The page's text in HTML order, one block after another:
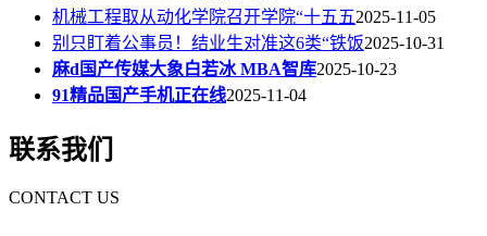
机械工程取从动化学院召开学院“十五五2025-11-05
别只盯着公事员！结业生对准这6类“铁饭2025-10-31
麻d国产传媒大象白若冰 MBA智库2025-10-23
91精品国产手机正在线2025-11-04
联系我们
CONTACT US